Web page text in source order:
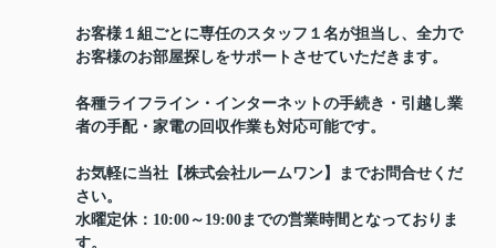
お客様１組ごとに専任のスタッフ１名が担当し、全力で
お客様のお部屋探しをサポートさせていただきます。
各種ライフライン・インターネットの手続き・引越し業
者の手配・家電の回収作業も対応可能です。
お気軽に当社【株式会社ルームワン】までお問合せくだ
さい。
水曜定休：10:00～19:00までの営業時間となっておりま
す。